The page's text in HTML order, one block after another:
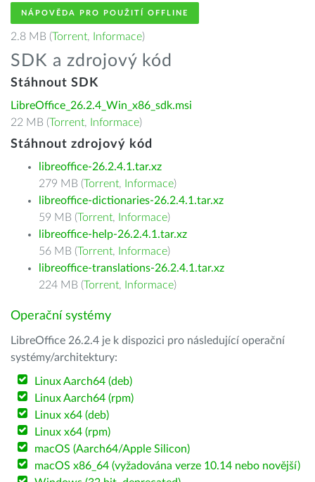
NÁPOVĚDA PRO POUŽITÍ OFFLINE
2.8 MB (Torrent, Informace)
SDK a zdrojový kód
Stáhnout SDK
LibreOffice_26.2.4_Win_x86_sdk.msi
22 MB (Torrent, Informace)
Stáhnout zdrojový kód
libreoffice-26.2.4.1.tar.xz
279 MB (Torrent, Informace)
libreoffice-dictionaries-26.2.4.1.tar.xz
59 MB (Torrent, Informace)
libreoffice-help-26.2.4.1.tar.xz
56 MB (Torrent, Informace)
libreoffice-translations-26.2.4.1.tar.xz
224 MB (Torrent, Informace)
Operační systémy
LibreOffice 26.2.4 je k dispozici pro následující operační
systémy/architektury:
Linux Aarch64 (deb)
Linux Aarch64 (rpm)
Linux x64 (deb)
Linux x64 (rpm)
macOS (Aarch64/Apple Silicon)
macOS x86_64 (vyžadována verze 10.14 nebo novější)